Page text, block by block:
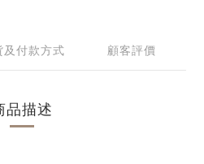
及付款方式 顧客評價
品描述